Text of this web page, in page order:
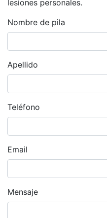
lesiones personales.
Nombre de pila
Apellido
Teléfono
Email
Mensaje